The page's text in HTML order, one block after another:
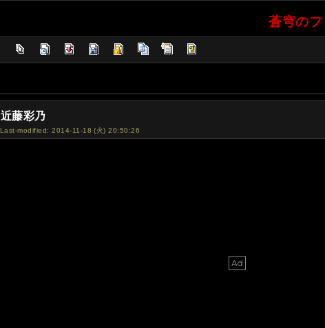
蒼穹の
近藤彩乃
Last-modified: 2014-11-18 (火) 20:50:26